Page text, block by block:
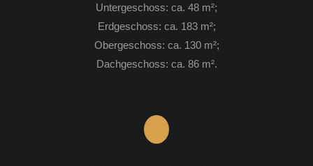
Untergeschoss: ca. 48 m²;
Erdgeschoss: ca. 183 m²;
Obergeschoss: ca. 130 m²;
Dachgeschoss: ca. 86 m².